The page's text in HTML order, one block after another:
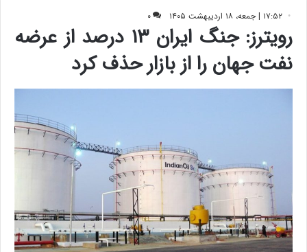
۱۷:۵۲ | جمعه، ۱۸ اردیبهشت ۱۴۰۵ ۰
رویترز: جنگ ایران ۱۳ درصد از عرضه
نفت جهان را از بازار حذف کرد